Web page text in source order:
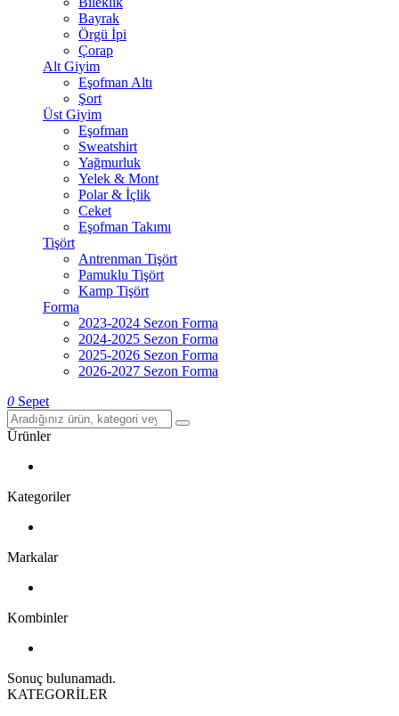
Bayrak
Örgü İpi
Çorap
Alt Giyim
Eşofman Altı
Şort
Üst Giyim
Eşofman
Sweatshirt
Yağmurluk
Yelek & Mont
Polar & İçlik
Ceket
Eşofman Takımı
Tişört
Antrenman Tişört
Pamuklu Tişört
Kamp Tişört
Forma
2023-2024 Sezon Forma
2024-2025 Sezon Forma
2025-2026 Sezon Forma
2026-2027 Sezon Forma
0 Sepet
Ürünler
Kategoriler
Markalar
Kombinler
Sonuç bulunamadı.
KATEGORİLER